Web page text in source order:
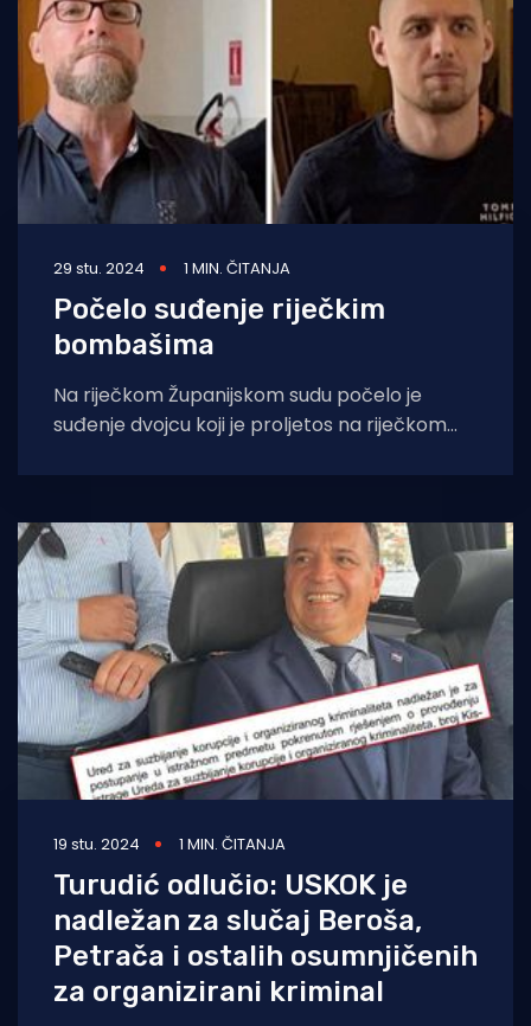
Turizam i nautika
Pomorstvo
Ribolov
Ekologija
Tradicija i kultura
29 stu. 2024 1 MIN. ČITANJA
Počelo suđenje riječkim
bombašima
Na riječkom Županijskom sudu počelo je
suđenje dvojcu koji je proljetos na riječkom
izazivao eksplozije
19 stu. 2024 1 MIN. ČITANJA
Turudić odlučio: USKOK je
nadležan za slučaj Beroša,
Petrača i ostalih osumnjičenih
za organizirani kriminal